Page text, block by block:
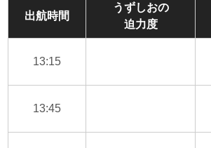
出航時間
うずしおの
迫力度
13:15
13:45